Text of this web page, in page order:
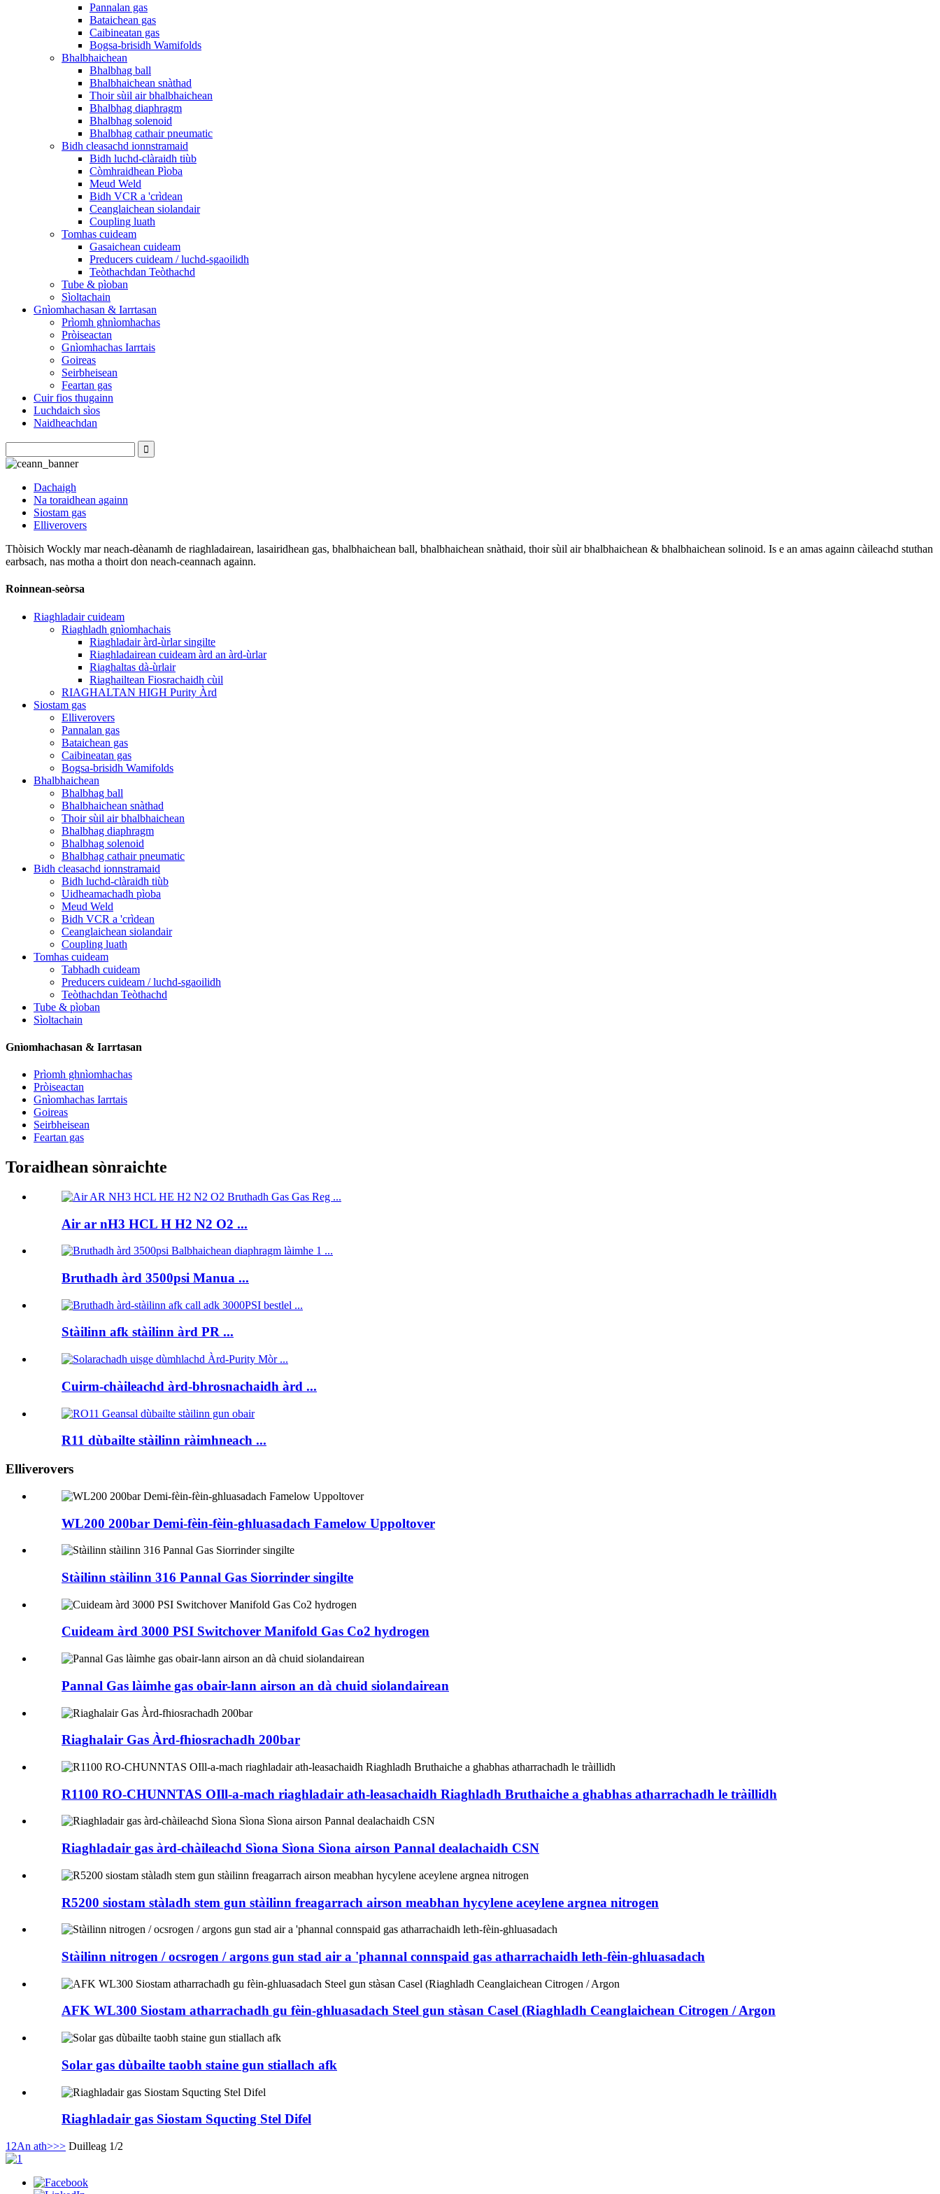
Pannalan gas
Bataichean gas
Caibineatan gas
Bogsa-brisidh Wamifolds
Bhalbhaichean
Bhalbhag ball
Bhalbhaichean snàthad
Thoir sùil air bhalbhaichean
Bhalbhag diaphragm
Bhalbhag solenoid
Bhalbhag cathair pneumatic
Bidh cleasachd ionnstramaid
Bidh luchd-clàraidh tiùb
Còmhraidhean Pìoba
Meud Weld
Bidh VCR a 'crìdean
Ceanglaichean siolandair
Coupling luath
Tomhas cuideam
Gasaichean cuideam
Preducers cuideam / luchd-sgaoilidh
Teòthachdan Teòthachd
Tube & pìoban
Sìoltachain
Gnìomhachasan & Iarrtasan
Prìomh ghnìomhachas
Pròiseactan
Gnìomhachas Iarrtais
Goireas
Seirbheisean
Feartan gas
Cuir fios thugainn
Luchdaich sìos
Naidheachdan
Dachaigh
Na toraidhean againn
Siostam gas
Elliverovers
Thòisich Wockly mar neach-dèanamh de riaghladairean, lasairidhean gas, bhalbhaichean ball, bhalbhaichean snàthaid, thoir sùil air bhalbhaichean & bhalbhaichean solinoid. Is e an amas againn càileachd stuthan
earbsach, nas motha a thoirt don neach-ceannach againn.
Roinnean-seòrsa
Riaghladair cuideam
Riaghladh gnìomhachais
Riaghladair àrd-ùrlar singilte
Riaghladairean cuideam àrd an àrd-ùrlar
Riaghaltas dà-ùrlair
Riaghailtean Fiosrachaidh cùil
RIAGHALTAN HIGH Purity Àrd
Siostam gas
Elliverovers
Pannalan gas
Bataichean gas
Caibineatan gas
Bogsa-brisidh Wamifolds
Bhalbhaichean
Bhalbhag ball
Bhalbhaichean snàthad
Thoir sùil air bhalbhaichean
Bhalbhag diaphragm
Bhalbhag solenoid
Bhalbhag cathair pneumatic
Bidh cleasachd ionnstramaid
Bidh luchd-clàraidh tiùb
Uidheamachadh pìoba
Meud Weld
Bidh VCR a 'crìdean
Ceanglaichean siolandair
Coupling luath
Tomhas cuideam
Tabhadh cuideam
Preducers cuideam / luchd-sgaoilidh
Teòthachdan Teòthachd
Tube & pìoban
Sìoltachain
Gnìomhachasan & Iarrtasan
Prìomh ghnìomhachas
Pròiseactan
Gnìomhachas Iarrtais
Goireas
Seirbheisean
Feartan gas
Toraidhean sònraichte
Air ar nH3 HCL H H2 N2 O2 ...
Bruthadh àrd 3500psi Manua ...
Stàilinn afk stàilinn àrd PR ...
Cuirm-chàileachd àrd-bhrosnachaidh àrd ...
R11 dùbailte stàilinn ràimhneach ...
Elliverovers
WL200 200bar Demi-fèin-fèin-ghluasadach Famelow Uppoltover
Stàilinn stàilinn 316 Pannal Gas Siorrinder singilte
Cuideam àrd 3000 PSI Switchover Manifold Gas Co2 hydrogen
Pannal Gas làimhe gas obair-lann airson an dà chuid siolandairean
Riaghalair Gas Àrd-fhiosrachadh 200bar
R1100 RO-CHUNNTAS OIll-a-mach riaghladair ath-leasachaidh Riaghladh Bruthaiche a ghabhas atharrachadh le tràillidh
Riaghladair gas àrd-chàileachd Sìona Sìona Sìona airson Pannal dealachaidh CSN
R5200 siostam stàladh stem gun stàilinn freagarrach airson meabhan hycylene aceylene argnea nitrogen
Stàilinn nitrogen / ocsrogen / argons gun stad air a 'phannal connspaid gas atharrachaidh leth-fèin-ghluasadach
AFK WL300 Siostam atharrachadh gu fèin-ghluasadach Steel gun stàsan Casel (Riaghladh Ceanglaichean Citrogen / Argon
Solar gas dùbailte taobh staine gun stiallach afk
Riaghladair gas Siostam Squcting Stel Difel
1 2An ath>>> Duilleag 1/2